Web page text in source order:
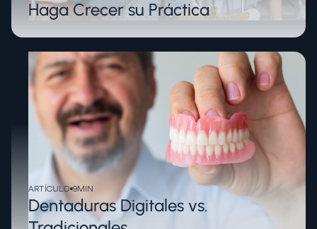
Haga Crecer su Práctica
ARTÍCULO 9MIN
Dentaduras Digitales vs.